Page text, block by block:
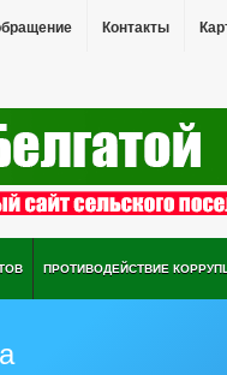
Контакты
ПРОТИВОДЕЙСТВИЕ